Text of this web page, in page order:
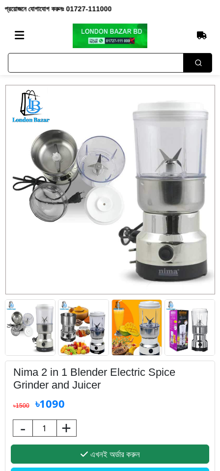
যোগাযোগ করুনঃ 01727-111000
Nima 2 in 1 Blender Electric Spice
Grinder and Juicer
৳1500 ৳1090
- +
এখনই অর্ডার করুন